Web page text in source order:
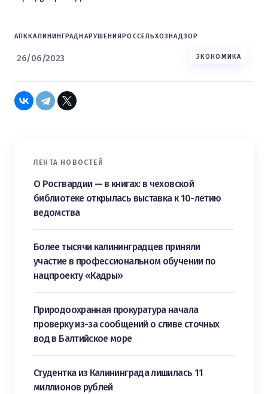
АПККАЛИНИНГРАДНАРУШЕНИЯРОССЕЛЬХОЗНАДЗОР
26/06/2023 ЭКОНОМИКА
ЛЕНТА НОВОСТЕЙ
О Росгвардии — в книгах: в чеховской
библиотеке открылась выставка к 10-летию
ведомства
Более тысячи калининградцев приняли
участие в профессиональном обучении по
нацпроекту «Кадры»
Природоохранная прокуратура начала
проверку из-за сообщений о сливе сточных
вод в Балтийское море
Студентка из Калининграда лишилась 11
миллионов рублей